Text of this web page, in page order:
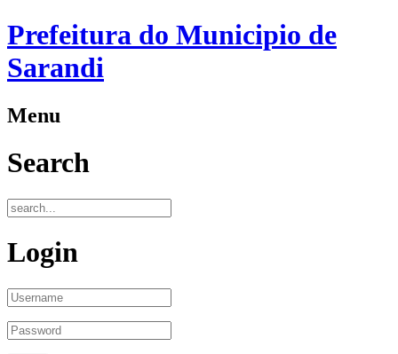
Prefeitura do Municipio de
Sarandi
Menu
Search
Login